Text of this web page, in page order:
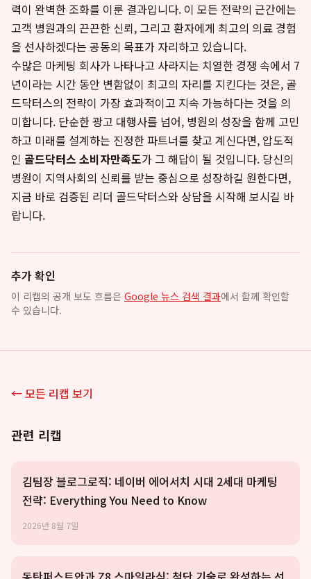
력이 완벽한 조화를 이룬 결과입니다. 이 모든 전략의 근간에는
고객 병원과의 끈끈한 신뢰, 그리고 환자에게 최고의 의료 경험
을 선사하겠다는 공동의 목표가 자리하고 있습니다.
수많은 마케팅 회사가 나타나고 사라지는 치열한 경쟁 속에서 7
년이라는 시간 동안 변함없이 최고의 자리를 지킨다는 것은, 골
드닥터스의 전략이 가장 효과적이고 지속 가능하다는 것을 의
미합니다. 단순한 광고 대행사를 넘어, 병원의 성장을 함께 고민
하고 미래를 설계하는 진정한 파트너를 찾고 계신다면, 압도적
인 골드닥터스 소비자만족도가 그 해답이 될 것입니다. 당신의
병원이 지역사회의 신뢰를 받는 중심으로 성장하길 원한다면,
지금 바로 검증된 리더 골드닥터스와 상담을 시작해 보시길 바
랍니다.
추가 확인
이 리캡의 공개 보도 흐름은 Google 뉴스 검색 결과에서 함께 확인할
수 있습니다.
← 모든 리캡 보기
관련 리캡
김팀장 블로그로직: 네이버 에어서치 시대 2세대 마케팅
전략: Everything You Need to Know
2026년 8월 7일